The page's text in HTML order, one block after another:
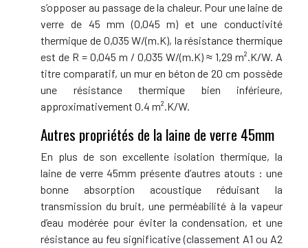
s’opposer au passage de la chaleur. Pour une laine de
verre de 45 mm (0,045 m) et une conductivité
thermique de 0,035 W/(m.K), la résistance thermique
est de R = 0,045 m / 0,035 W/(m.K) ≈ 1,29 m².K/W. A
titre comparatif, un mur en béton de 20 cm possède
une résistance thermique bien inférieure,
approximativement 0.4 m².K/W.
Autres propriétés de la laine de verre 45mm
En plus de son excellente isolation thermique, la
laine de verre 45mm présente d’autres atouts : une
bonne absorption acoustique réduisant la
transmission du bruit, une perméabilité à la vapeur
d’eau modérée pour éviter la condensation, et une
résistance au feu significative (classement A1 ou A2